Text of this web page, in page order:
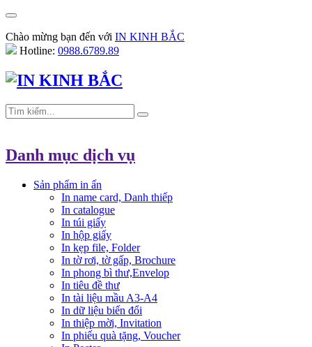
Chào mừng bạn đến với IN KINH BẮC
Hotline: 0988.6789.89
Danh mục dịch vụ
Sản phẩm in ấn
In name card, Danh thiếp
In catalogue
In túi giấy
In hộp giấy
In kẹp file, Folder
In tờ rơi, tờ gấp, Brochure
In phong bì thư,Envelop
In tiêu đề thư
In tài liệu mầu A3-A4
In dữ liệu biến đổi
In thiệp mời, Invitation
In phiếu quà tặng, Voucher